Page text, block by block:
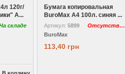
120г/
А...
складе
Бумага копировальная
BuroMax А4 100л. синяя ...
Артикул: 5899
Отсутствует
BuroMax
113,40 грн